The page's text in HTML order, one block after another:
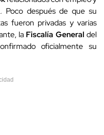
. Poco después de que su
fueron privadas y varias
la Fiscalía General del
oficialmente su